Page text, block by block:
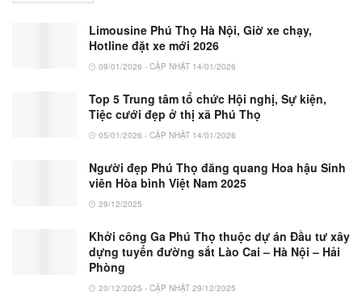
Limousine Phú Thọ Hà Nội, Giờ xe chạy,
Hotline đặt xe mới 2026
09/01/2026 - CẬP NHẬT 14/01/2026
Top 5 Trung tâm tổ chức Hội nghị, Sự kiện,
Tiệc cưới đẹp ở thị xã Phú Thọ
05/01/2026 - CẬP NHẬT 14/01/2026
Người đẹp Phú Thọ đăng quang Hoa hậu Sinh
viên Hòa bình Việt Nam 2025
29/12/2025
Khởi công Ga Phú Thọ thuộc dự án Đầu tư xây
dựng tuyến đường sắt Lào Cai – Hà Nội – Hải
Phòng
20/12/2025 - CẬP NHẬT 29/12/2025